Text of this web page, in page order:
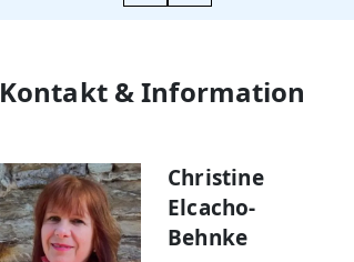
Kontakt & Information
Christine
Elcacho-
Behnke